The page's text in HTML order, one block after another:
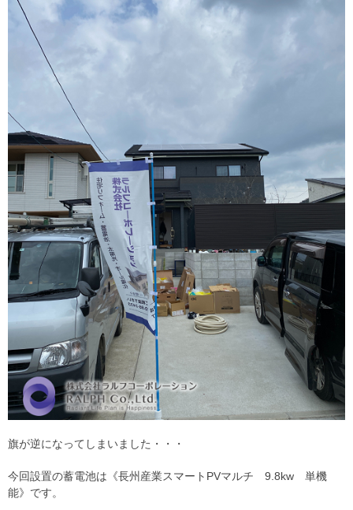
旗が逆になってしまいました・・・
今回設置の蓄電池は《長州産業スマートPVマルチ 9.8kw 単機
能》です。